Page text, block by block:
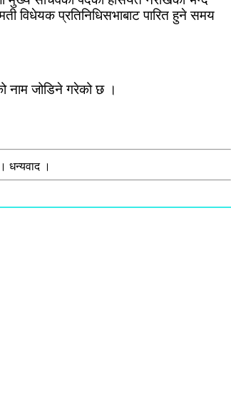
विधेयक प्रतिनिधिसभाबाट पारित हुने समय
नाम जोडिने गरेको छ ।
धन्यवाद ।